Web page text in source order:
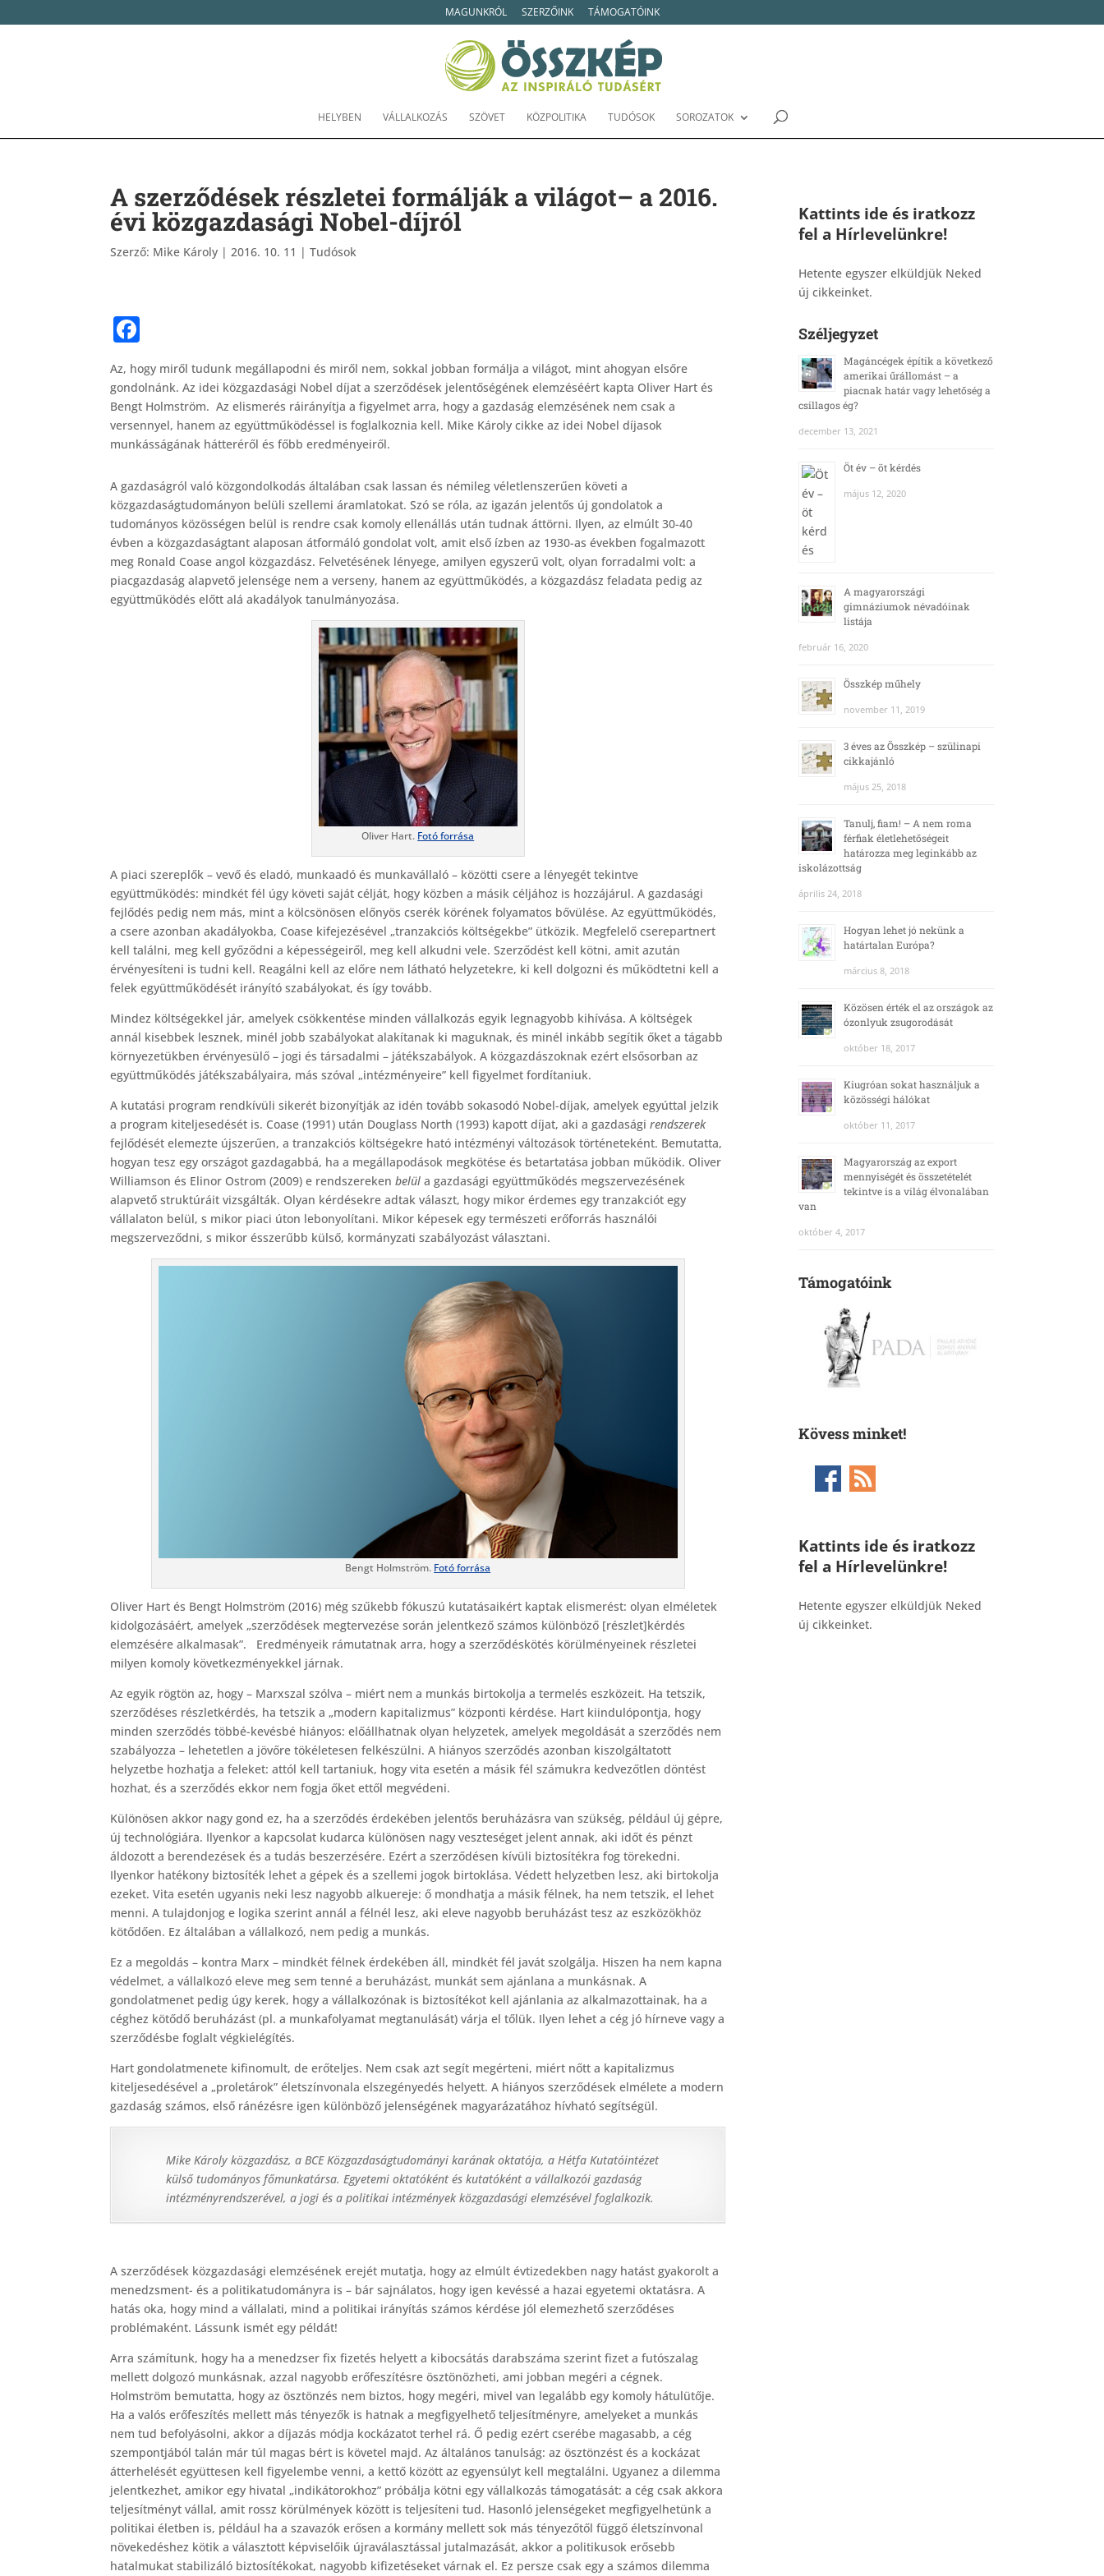
MAGUNKRÓL SZERZŐINK TÁMOGATÓINK
HELYBEN VÁLLALKOZÁS SZÖVET KÖZPOLITIKA TUDÓSOK SOROZATOK
A szerződések részletei formálják a világot– a 2016.
évi közgazdasági Nobel-díjról
Szerző: Mike Károly |2016. 10. 11 |Tudósok
c
e
b
o
o
k
Az, hogy miről tudunk megállapodni és miről nem, sokkal jobban formálja a világot, mint ahogyan elsőre
gondolnánk. Az idei közgazdasági Nobel díjat a szerződések jelentőségének elemzéséért kapta Oliver Hart és
Bengt Holmström. Az elismerés ráirányítja a figyelmet arra, hogy a gazdaság elemzésének nem csak a
versennyel, hanem az együttműködéssel is foglalkoznia kell. Mike Károly cikke az idei Nobel díjasok
munkásságának hátteréről és főbb eredményeiről.
A gazdaságról való közgondolkodás általában csak lassan és némileg véletlenszerűen követi a
közgazdaságtudományon belüli szellemi áramlatokat. Szó se róla, az igazán jelentős új gondolatok a
tudományos közösségen belül is rendre csak komoly ellenállás után tudnak áttörni. Ilyen, az elmúlt 30-40
évben a közgazdaságtant alaposan átformáló gondolat volt, amit első ízben az 1930-as években fogalmazott
meg Ronald Coase angol közgazdász. Felvetésének lényege, amilyen egyszerű volt, olyan forradalmi volt: a
piacgazdaság alapvető jelensége nem a verseny, hanem az együttműködés, a közgazdász feladata pedig az
együttműködés előtt alá akadályok tanulmányozása.
Oliver Hart. Fotó forrása
A piaci szereplők – vevő és eladó, munkaadó és munkavállaló – közötti csere a lényegét tekintve
együttműködés: mindkét fél úgy követi saját célját, hogy közben a másik céljához is hozzájárul. A gazdasági
fejlődés pedig nem más, mint a kölcsönösen előnyös cserék körének folyamatos bővülése. Az együttműködés,
a csere azonban akadályokba, Coase kifejezésével „tranzakciós költségekbe” ütközik. Megfelelő cserepartnert
kell találni, meg kell győződni a képességeiről, meg kell alkudni vele. Szerződést kell kötni, amit azután
érvényesíteni is tudni kell. Reagálni kell az előre nem látható helyzetekre, ki kell dolgozni és működtetni kell a
felek együttműködését irányító szabályokat, és így tovább.
Mindez költségekkel jár, amelyek csökkentése minden vállalkozás egyik legnagyobb kihívása. A költségek
annál kisebbek lesznek, minél jobb szabályokat alakítanak ki maguknak, és minél inkább segítik őket a tágabb
környezetükben érvényesülő – jogi és társadalmi – játékszabályok. A közgazdászoknak ezért elsősorban az
együttműködés játékszabályaira, más szóval „intézményeire” kell figyelmet fordítaniuk.
A kutatási program rendkívüli sikerét bizonyítják az idén tovább sokasodó Nobel-díjak, amelyek egyúttal jelzik
a program kiteljesedését is. Coase (1991) után Douglass North (1993) kapott díjat, aki a gazdaságirendszerek
fejlődését elemezte újszerűen, a tranzakciós költségekre ható intézményi változások történeteként. Bemutatta,
hogyan tesz egy országot gazdagabbá, ha a megállapodások megkötése és betartatása jobban működik. Oliver
Williamson és Elinor Ostrom (2009) e rendszerekenbelül a gazdasági együttműködés megszervezésének
alapvető struktúráit vizsgálták. Olyan kérdésekre adtak választ, hogy mikor érdemes egy tranzakciót egy
vállalaton belül, s mikor piaci úton lebonyolítani. Mikor képesek egy természeti erőforrás használói
megszerveződni, s mikor ésszerűbb külső, kormányzati szabályozást választani.
Bengt Holmström. Fotó forrása
Oliver Hart és Bengt Holmström (2016) még szűkebb fókuszú kutatásaikért kaptak elismerést: olyan elméletek
kidolgozásáért, amelyek „szerződések megtervezése során jelentkező számos különböző [részlet]kérdés
elemzésére alkalmasak”. Eredményeik rámutatnak arra, hogy a szerződéskötés körülményeinek részletei
milyen komoly következményekkel járnak.
Az egyik rögtön az, hogy – Marxszal szólva – miért nem a munkás birtokolja a termelés eszközeit. Ha tetszik,
szerződéses részletkérdés, ha tetszik a „modern kapitalizmus” központi kérdése. Hart kiindulópontja, hogy
minden szerződés többé-kevésbé hiányos: előállhatnak olyan helyzetek, amelyek megoldását a szerződés nem
szabályozza – lehetetlen a jövőre tökéletesen felkészülni. A hiányos szerződés azonban kiszolgáltatott
helyzetbe hozhatja a feleket: attól kell tartaniuk, hogy vita esetén a másik fél számukra kedvezőtlen döntést
hozhat, és a szerződés ekkor nem fogja őket ettől megvédeni.
Különösen akkor nagy gond ez, ha a szerződés érdekében jelentős beruházásra van szükség, például új gépre,
új technológiára. Ilyenkor a kapcsolat kudarca különösen nagy veszteséget jelent annak, aki időt és pénzt
áldozott a berendezések és a tudás beszerzésére. Ezért a szerződésen kívüli biztosítékra fog törekedni.
Ilyenkor hatékony biztosíték lehet a gépek és a szellemi jogok birtoklása. Védett helyzetben lesz, aki birtokolja
ezeket. Vita esetén ugyanis neki lesz nagyobb alkuereje: ő mondhatja a másik félnek, ha nem tetszik, el lehet
menni. A tulajdonjog e logika szerint annál a félnél lesz, aki eleve nagyobb beruházást tesz az eszközökhöz
kötődően. Ez általában a vállalkozó, nem pedig a munkás.
Ez a megoldás – kontra Marx – mindkét félnek érdekében áll, mindkét fél javát szolgálja. Hiszen ha nem kapna
védelmet, a vállalkozó eleve meg sem tenné a beruházást, munkát sem ajánlana a munkásnak. A
gondolatmenet pedig úgy kerek, hogy a vállalkozónak is biztosítékot kell ajánlania az alkalmazottainak, ha a
céghez kötődő beruházást (pl. a munkafolyamat megtanulását) várja el tőlük. Ilyen lehet a cég jó hírneve vagy a
szerződésbe foglalt végkielégítés.
Hart gondolatmenete kifinomult, de erőteljes. Nem csak azt segít megérteni, miért nőtt a kapitalizmus
kiteljesedésével a „proletárok” életszínvonala elszegényedés helyett. A hiányos szerződések elmélete a modern
gazdaság számos, első ránézésre igen különböző jelenségének magyarázatához hívható segítségül.
Mike Károly közgazdász, a BCE Közgazdaságtudományi karának oktatója, a Hétfa Kutatóintézet
külső tudományos főmunkatársa. Egyetemi oktatóként és kutatóként a vállalkozói gazdaság
intézményrendszerével, a jogi és a politikai intézmények közgazdasági elemzésével foglalkozik.
A szerződések közgazdasági elemzésének erejét mutatja, hogy az elmúlt évtizedekben nagy hatást gyakorolt a
menedzsment- és a politikatudományra is – bár sajnálatos, hogy igen kevéssé a hazai egyetemi oktatásra. A
hatás oka, hogy mind a vállalati, mind a politikai irányítás számos kérdése jól elemezhető szerződéses
problémaként. Lássunk ismét egy példát!
Arra számítunk, hogy ha a menedzser fix fizetés helyett a kibocsátás darabszáma szerint fizet a futószalag
mellett dolgozó munkásnak, azzal nagyobb erőfeszítésre ösztönözheti, ami jobban megéri a cégnek.
Holmström bemutatta, hogy az ösztönzés nem biztos, hogy megéri, mivel van legalább egy komoly hátulütője.
Ha a valós erőfeszítés mellett más tényezők is hatnak a megfigyelhető teljesítményre, amelyeket a munkás
nem tud befolyásolni, akkor a díjazás módja kockázatot terhel rá. Ő pedig ezért cserébe magasabb, a cég
szempontjából talán már túl magas bért is követel majd. Az általános tanulság: az ösztönzést és a kockázat
átterhelését együttesen kell figyelembe venni, a kettő között az egyensúlyt kell megtalálni. Ugyanez a dilemma
jelentkezhet, amikor egy hivatal „indikátorokhoz” próbálja kötni egy vállalkozás támogatását: a cég csak akkora
teljesítményt vállal, amit rossz körülmények között is teljesíteni tud. Hasonló jelenségeket megfigyelhetünk a
politikai életben is, például ha a szavazók erősen a kormány mellett sok más tényezőtől függő életszínvonal
növekedéshez kötik a választott képviselőik újraválasztással jutalmazását, akkor a politikusok erősebb
hatalmukat stabilizáló biztosítékokat, nagyobb kifizetéseket várnak el. Ez persze csak egy a számos dilemma
Kattints ide és iratkozz
fel a Hírlevelünkre!
Hetente egyszer elküldjük Neked
új cikkeinket.
Széljegyzet
Magáncégek építik a következő
amerikai űrállomást – a
piacnak határ vagy lehetőség a
csillagos ég?
december 13, 2021
Öt év – öt kérdés
május 12, 2020
A magyarországi
gimnáziumok névadóinak
listája
február 16, 2020
Összkép műhely
november 11, 2019
3 éves az Összkép – szülinapi
cikkajánló
május 25, 2018
Tanulj, fiam! – A nem roma
férfiak életlehetőségeit
határozza meg leginkább az
iskolázottság
április 24, 2018
Hogyan lehet jó nekünk a
határtalan Európa?
március 8, 2018
Közösen érték el az országok az
ózonlyuk zsugorodását
október 18, 2017
Kiugróan sokat használjuk a
közösségi hálókat
október 11, 2017
Magyarország az export
mennyiségét és összetételét
tekintve is a világ élvonalában
van
október 4, 2017
Támogatóink
Kövess minket!
Kattints ide és iratkozz
fel a Hírlevelünkre!
Hetente egyszer elküldjük Neked
új cikkeinket.